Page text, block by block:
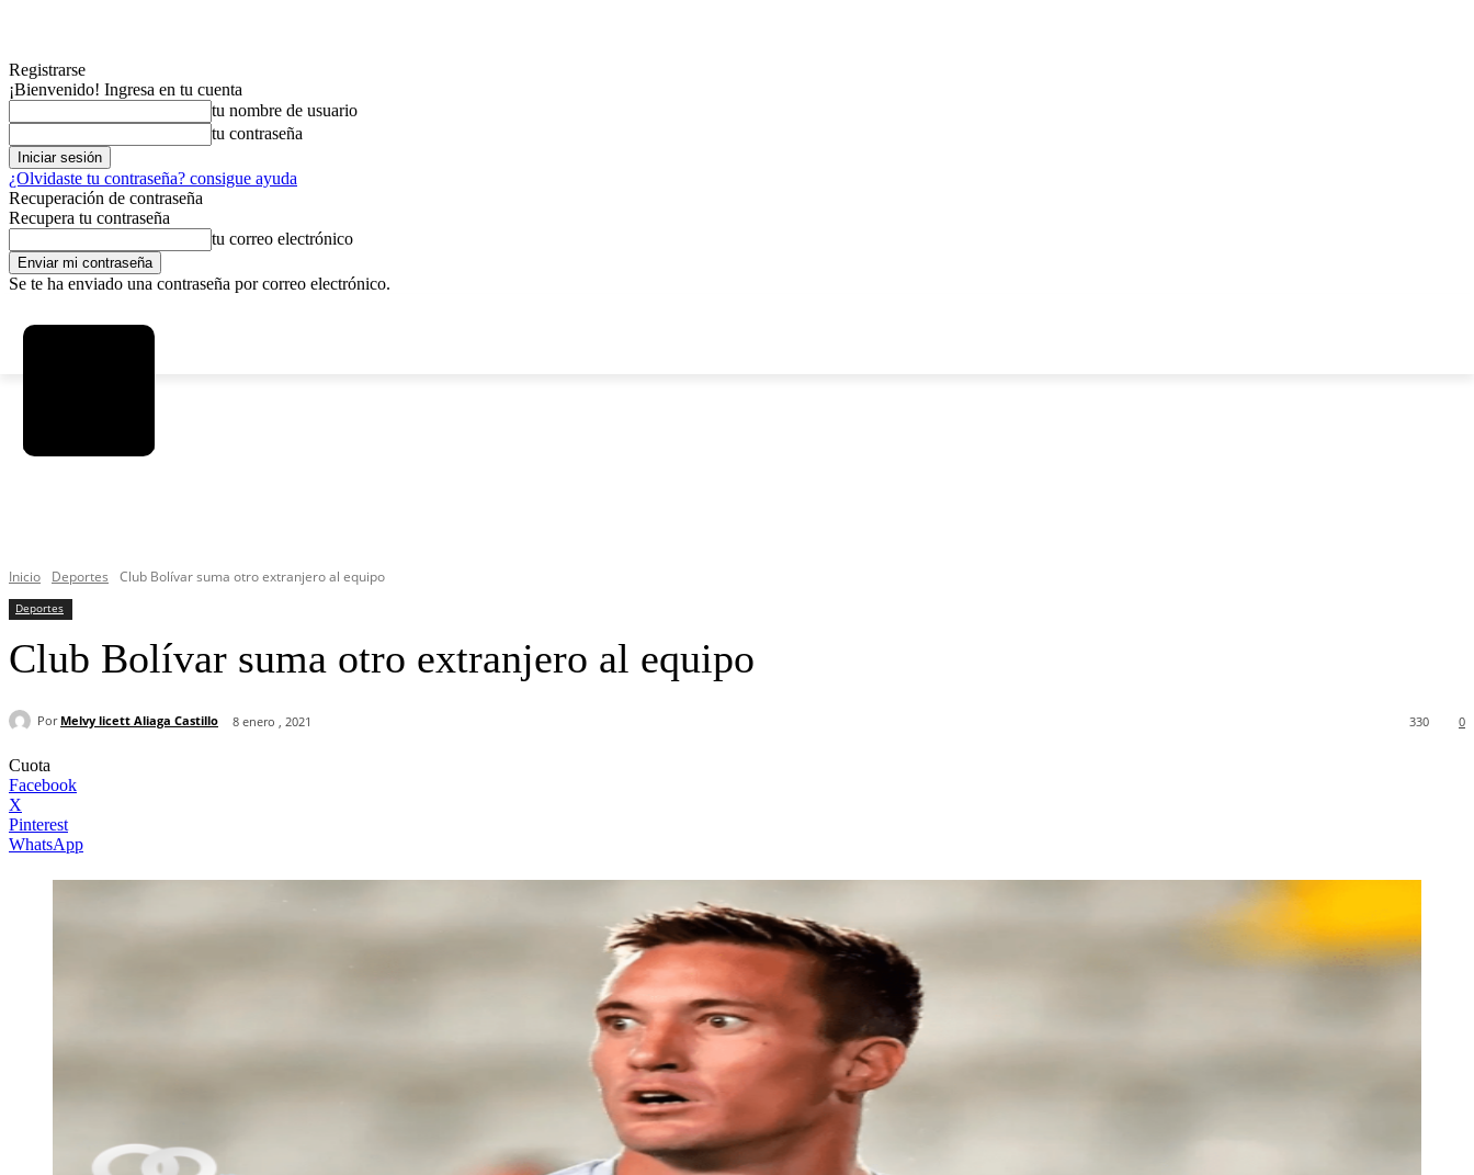
Registrarse
¡Bienvenido! Ingresa en tu cuenta
tu nombre de usuario
tu contraseña
¿Olvidaste tu contraseña? consigue ayuda
Recuperación de contraseña
Recupera tu contraseña
tu correo electrónico
Se te ha enviado una contraseña por correo electrónico.
Inicio Deportes Club Bolívar suma otro extranjero al equipo
Deportes
Club Bolívar suma otro extranjero al equipo
Por Melvy licett Aliaga Castillo 8 enero , 2021 0
330
Cuota
Facebook
X
Pinterest
WhatsApp